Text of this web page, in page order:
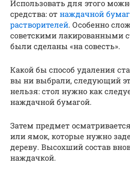
Использовать для этого
средства: от наждачной
растворителей. Особенно
советскими лакированными
были сделаны «на совесть».
Какой бы способ удаления
вы ни выбрали, следующий
нельзя: стол нужно как
наждачной бумагой.
Затем предмет
или ямок, которые нужно
дереву. Высохший состав
наждачкой.